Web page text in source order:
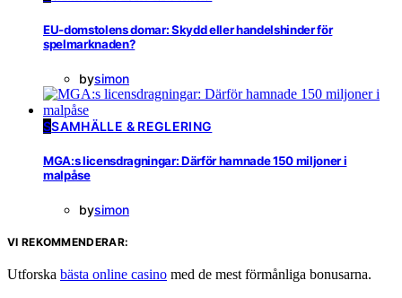
EU-domstolens domar: Skydd eller handelshinder för
spelmarknaden?
bysimon
SSAMHÄLLE & REGLERING
MGA:s licensdragningar: Därför hamnade 150 miljoner i
malpåse
bysimon
VI REKOMMENDERAR:
Utforska bästa online casino med de mest förmånliga bonusarna.